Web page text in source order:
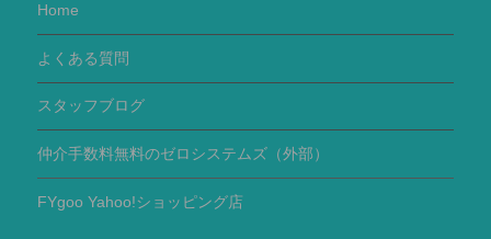
Home
よくある質問
スタッフブログ
仲介手数料無料のゼロシステムズ（外部）
FYgoo Yahoo!ショッピング店